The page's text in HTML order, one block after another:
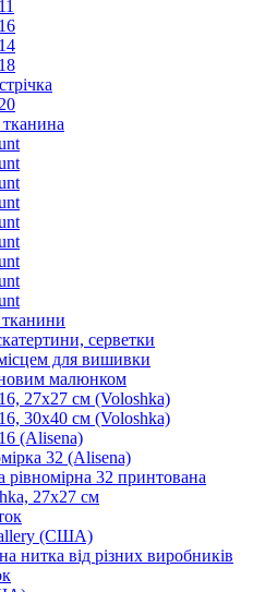
тканина
тканини
серветки
для вишивки
малюнком
27х27 см (Voloshka)
30х40 см (Voloshka)
(Alisena)
32 (Alisena)
рівномірна 32 принтована
27х27 см
(США)
нитка від різних виробників